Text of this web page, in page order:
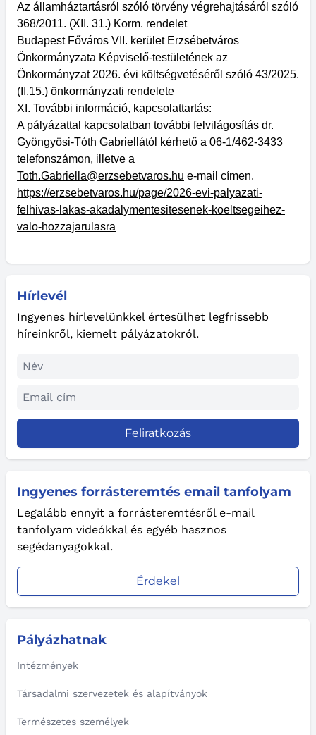
Hírlevél
Ingyenes hírlevelünkkel értesülhet legfrissebb
híreinkről, kiemelt pályázatokról.
Feliratkozás
Ingyenes forrásteremtés email tanfolyam
Legalább ennyit a forrásteremtésről e-mail
tanfolyam videókkal és egyéb hasznos
segédanyagokkal.
Érdekel
Pályázhatnak
Intézmények
Társadalmi szervezetek és alapítványok
Természetes személyek
Az államháztartásról szóló törvény végrehajtásáról szóló
368/2011. (XII. 31.) Korm. rendelet
Budapest Főváros VII. kerület Erzsébetváros
Önkormányzata Képviselő-testületének az
Önkormányzat 2026. évi költségvetéséről szóló 43/2025.
(II.15.) önkormányzati rendelete
XI. További információ, kapcsolattartás:
A pályázattal kapcsolatban további felvilágosítás dr.
Gyöngyösi-Tóth Gabriellától kérhető a 06-1/462-3433
telefonszámon, illetve a
Toth.Gabriella@erzsebetvaros.hu e-mail címen.
https://erzsebetvaros.hu/page/2026-evi-palyazati-
felhivas-lakas-akadalymentesitesenek-koeltsegeihez-
valo-hozzajarulasra